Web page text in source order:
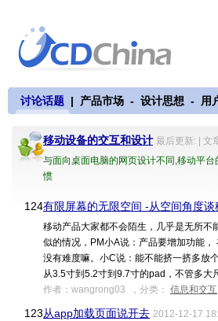
讨论话题 | 产品市场 - 设计思想 - 用
移动设备的交互和设计 最后更新: | 文
与面向桌面电脑的网页设计不同,移动平
惯
124.有限屏幕的无限空间 -从空间角度谈
移动产品大家都不会陌生，几乎是无所
似的情况，PM小A说：产品要增加功能
没有难度嘛。小C说：能不能挤一挤多放
从3.5寸到5.2寸到9.7寸的pad，不管多大
作者：wangrong03 ，分类： 信息和交互
123.从app加载页面说开去 2012-12-17